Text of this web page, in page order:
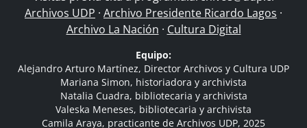
Archivos UDP · Archivo Presidente Ricardo Lagos ·
Archivo La Nación · Cultura Digital
Equipo:
Alejandro Arturo Martínez, Director Archivos y Cultura UDP
Mariana Simon, historiadora y archivista
Natalia Cuadra, bibliotecaria y archivista
Valeska Meneses, bibliotecaria y archivista
Camila Araya, practicante de Archivos UDP, 2025